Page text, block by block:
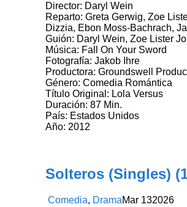
Director: Daryl Wein
Reparto: Greta Gerwig, Zoe
Dizzia, Ebon Moss-Bachrach,
Guión: Daryl Wein, Zoe Lister
Música: Fall On Your Sword
Fotografía: Jakob Ihre
Productora: Groundswell
Género: Comedia Romántica
Título Original: Lola Versus
Duración: 87 Min.
País: Estados Unidos
Año: 2012
Solteros (Singles)
Comedia, DramaMar 132026